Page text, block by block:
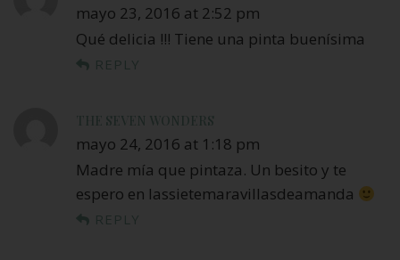
mayo 23, 2016 at 2:52 pm
Qué delicia !!! Tiene una pinta buenísima
REPLY
THE SEVEN WONDERS
mayo 24, 2016 at 1:18 pm
Madre mía que pintaza. Un besito y te
espero en lassietemaravillasdeamanda
REPLY